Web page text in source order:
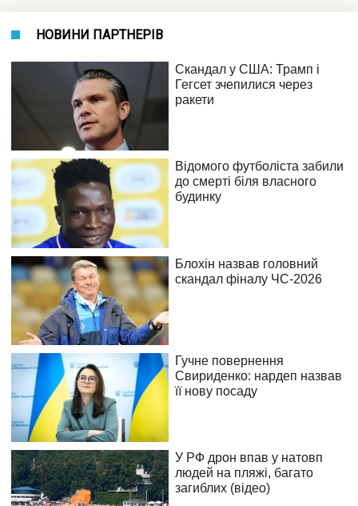
НОВИНИ ПАРТНЕРІВ